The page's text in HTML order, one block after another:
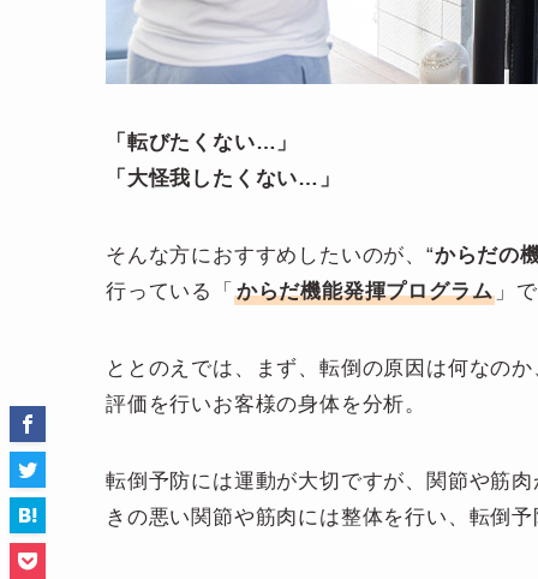
「転びたくない…」
「大怪我したくない…」
そんな方におすすめしたいのが、“からだの
行っている「 からだ機能発揮プログラム 」
ととのえでは、まず、転倒の原因は何なのか
評価を行いお客様の身体を分析。
転倒予防には運動が大切ですが、関節や筋
きの悪い関節や筋肉には整体を行い、転倒